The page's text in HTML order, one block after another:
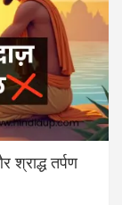
श्राद्ध तर्पण